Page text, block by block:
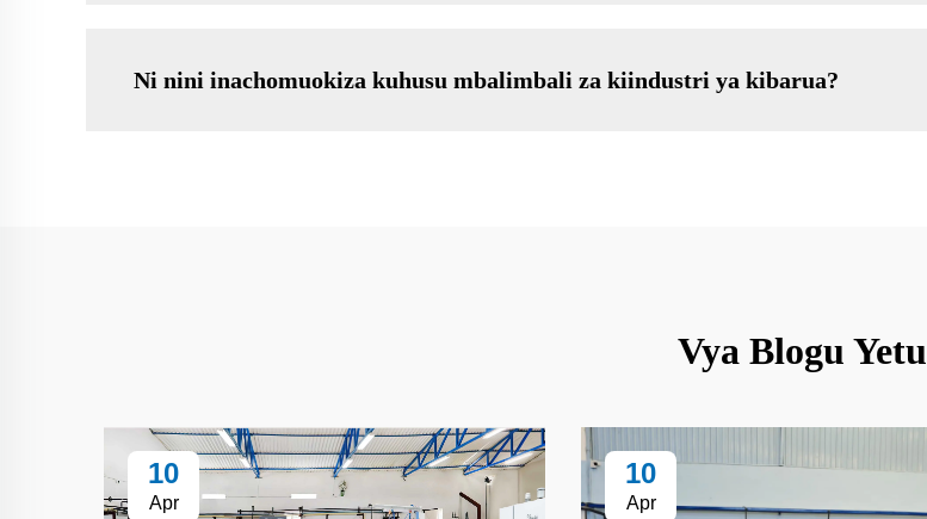
Ni nini inachomuokiza kuhusu mbalimbali za kiindustri ya kibarua?
Vya Blogu Yetu
10
Apr
10
Apr